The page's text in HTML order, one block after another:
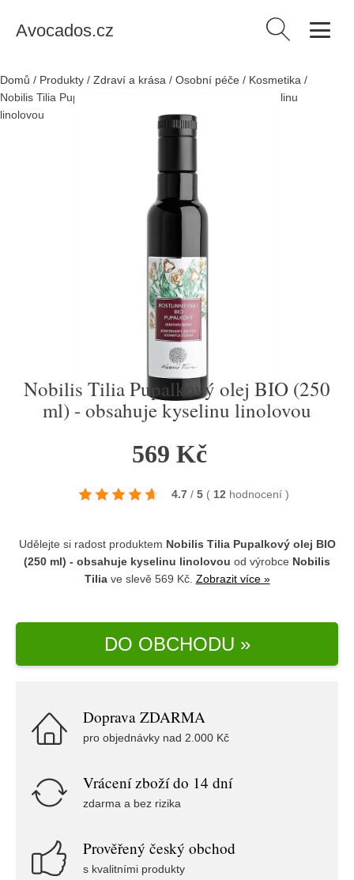
Avocados.cz Vyhledávání
Domů / Produkty / Zdraví a krása / Osobní péče / Kosmetika /
Nobilis Tilia Pupalkový olej BIO (250 ml) - obsahuje kyselinu
linolovou
Nobilis Tilia Pupalkový olej BIO (250
ml) - obsahuje kyselinu linolovou
569 Kč
4.7 / 5 ( 12 hodnocení )
Udělejte si radost produktem Nobilis Tilia Pupalkový olej BIO
(250 ml) - obsahuje kyselinu linolovou od výrobce Nobilis
Tiliave slevě 569 Kč. Zobrazit více »
DO OBCHODU »
Doprava ZDARMA
pro objednávky nad 2.000 Kč
Vrácení zboží do 14 dní
zdarma a bez rizika
Prověřený český obchod
s kvalitními produkty